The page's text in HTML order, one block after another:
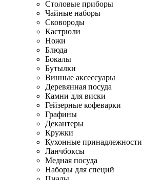
Столовые приборы
Чайные наборы
Сковороды
Кастрюли
Ножи
Блюда
Бокалы
Бутылки
Винные аксессуары
Деревянная посуда
Камни для виски
Гейзерные кофеварки
Графины
Декантеры
Кружки
Кухонные принадлежности
Ланчбоксы
Медная посуда
Наборы для специй